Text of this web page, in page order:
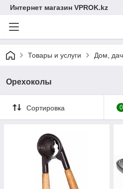
Интернет магазин VPROK.kz
Товары и услуги Дом,
Орехоколы
Сортировка 0